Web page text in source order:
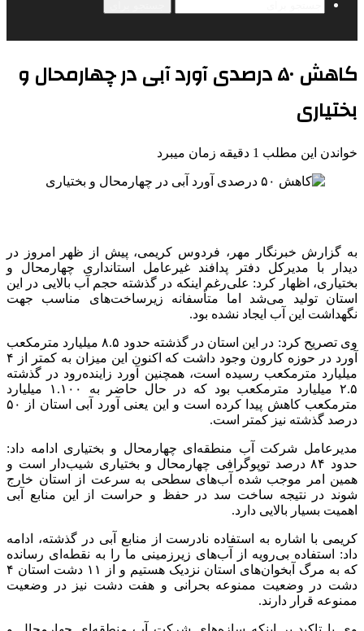
کاهش ۵۰ درصدی آورد آبی در چهارمحال و
بختیاری
خواندن این مطلب 1 دقیقه زمان میبرد
به گزارش خبرنگار مهر، فردوس کریمی، پیش از ظهر امروز در
دیدار با مدیرکل دفتر پدافند غیرعامل استانداری چهارمحال و
بختیاری، اظهار کرد: علی‌رغم اینکه در گذشته حجم آب بالایی در این
استان تولید می‌شد اما متأسفانه زیرساخت‌های مناسب جهت
نگهداشت این آب ایجاد نشده بود.
وی تصریح کرد: در این استان در گذشته حدود ۸.۵ میلیارد مترمکعب
آورد در حوزه کارون وجود داشت که اکنون این میزان به کمتر از ۴
میلیارد مترمکعب رسیده است، همچنین آورد زاینده‌رود در گذشته
۲.۵ میلیارد مترمکعب بود که در حال حاضر به ۱.۱۰۰ میلیارد
مترمکعب کاهش پیدا کرده است و این یعنی آورد آبی استان از ۵۰
درصد گذشته نیز کمتر است.
مدیرعامل شرکت آب منطقه‌ای چهارمحال و بختیاری ادامه داد:
حدود ۸۴ درصد توپوگرافی چهارمحال و بختیاری شیب‌دار است و
همین امر موجب شده آب‌های سطحی به سرعت از استان خارج
شوند در نتیجه ساخت سد در حفظ و حراست از این منابع آبی
اهمیت بسیار بالایی دارد.
کریمی با اشاره به استفاده نادرست از منابع آبی در گذشته، ادامه
داد: استفاده بی‌رویه از آب‌های زیرزمینی ما را به نقطه‌ای رسانده
که به مرگ آبخوان‌های استان نزدیک هستیم و از ۱۱ دشت استان ۴
دشت در وضعیت ممنوعه بحرانی و هفت دشت نیز در وضعیت
ممنوعه قرار دارند.